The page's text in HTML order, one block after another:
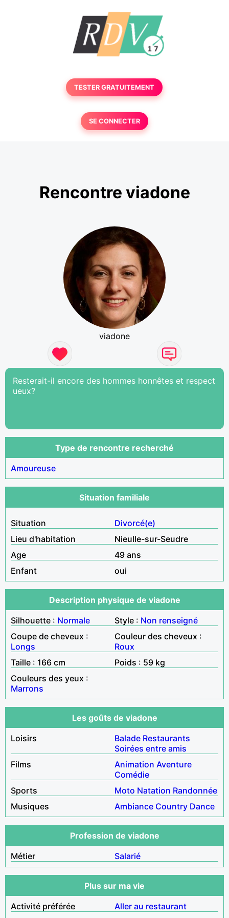
TESTER GRATUITEMENT
SE CONNECTER
Rencontre viadone
viadone
Resterait-il encore des hommes honnêtes et respect
ueux?
Type de rencontre recherché
Amoureuse
Situation familiale
Situation
Divorcé(e)
Lieu d'habitation
Nieulle-sur-Seudre
Age
49 ans
Enfant
oui
Description physique de viadone
Silhouette : Normale Style : Non renseigné
Coupe de cheveux :
Longs
Couleur des cheveux :
Roux
Taille : 166 cm
Poids : 59 kg
Couleurs des yeux :
Marrons
Les goûts de viadone
Loisirs
Balade Restaurants
Soirées entre amis
Films
Animation Aventure
Comédie
Sports
Moto Natation Randonnée
Musiques
Ambiance Country Dance
Profession de viadone
Métier
Salarié
Plus sur ma vie
Activité préférée
Aller au restaurant